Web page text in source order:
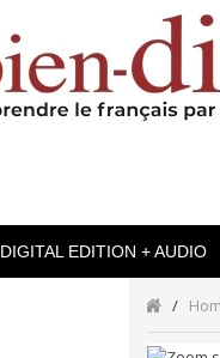
DIGITAL EDITION + AUDIO